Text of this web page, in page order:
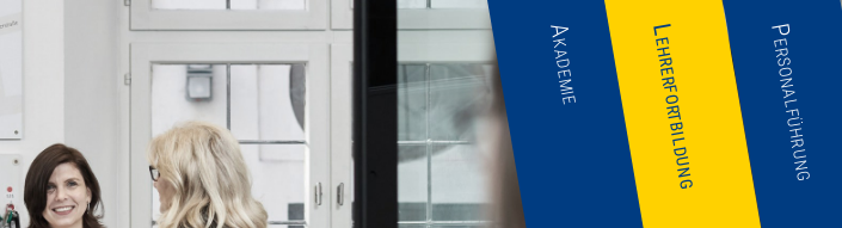
Akademie Lehrerfortbildung Personalführung